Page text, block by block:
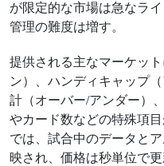
が限定的な市場は急なラ
管理の難度は増す。
提供される主なマーケッ
ン）、ハンディキャップ
計（オーバー/アンダー）
やカード数などの特殊項
では、試合中のデータと
映され、価格は秒単位で